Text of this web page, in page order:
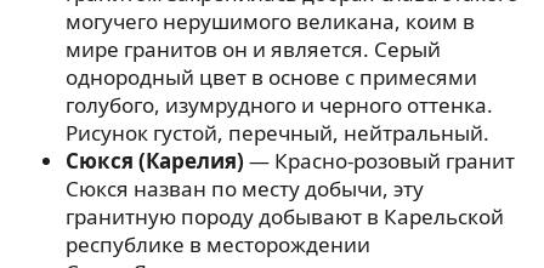
могучего нерушимого великана, коим в
мире гранитов он и является. Серый
однородный цвет в основе с примесями
голубого, изумрудного и черного оттенка.
Рисунок густой, перечный, нейтральный.
Сюкся (Карелия) — Красно-розовый гранит
Сюкся назван по месту добычи, эту
гранитную породу добывают в Карельской
республике в месторождении